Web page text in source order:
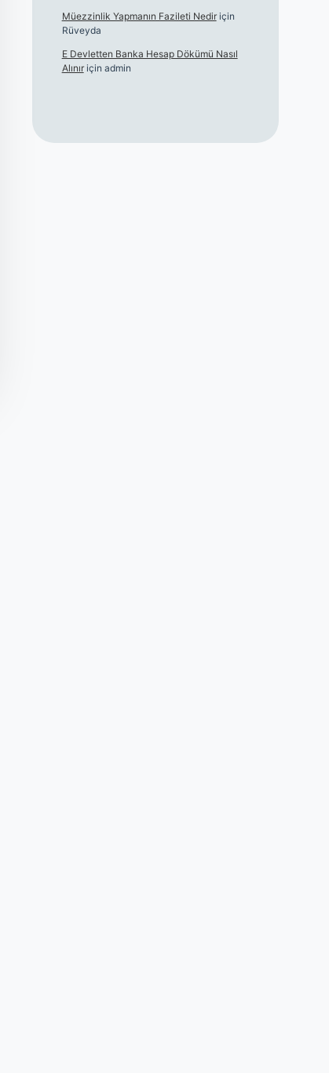
Müezzinlik Yapmanın Fazileti Nediriçin
Rüveyda
E Devletten Banka Hesap Dökümü Nasıl
Alınıriçin admin